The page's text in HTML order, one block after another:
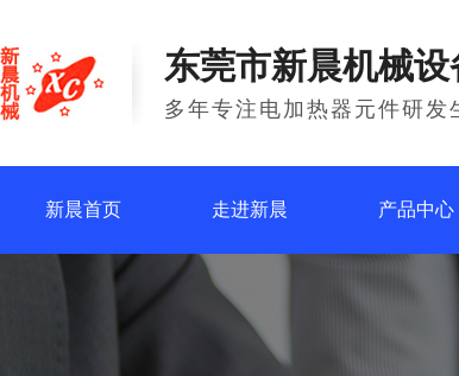
东莞市新晨机械设
多年专注电加热器元件研发
新晨首页 走进新晨 产品中心